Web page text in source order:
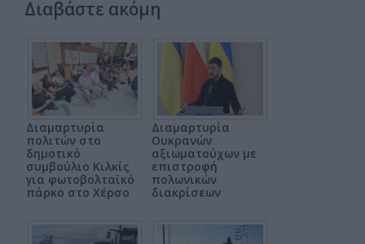
Διαβάστε ακόμη
Διαμαρτυρία
πολιτών στο
δημοτικό
συμβούλιο Κιλκίς
για φωτοβολταϊκό
πάρκο στο Χέρσο
Διαμαρτυρία
Ουκρανών
αξιωματούχων με
επιστροφή
πολωνικών
διακρίσεων